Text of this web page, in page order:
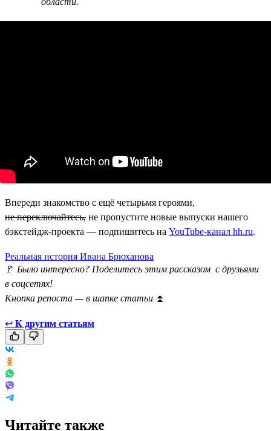
Впереди знакомство с ещё четырьмя героями,
не переключайтесь, не пропустите новые выпуски нашего
бэкстейдж-проекта — подпишитесь на YouTube-канал hh.ru.
Реальная история Ивана Брюханова
🚩 Было интересно? Поделитесь этим рассказом с друзьями
в соцсетях!
Кнопка репоста — в шапке статьи ⏫
↩ К другим статьям
Читайте также